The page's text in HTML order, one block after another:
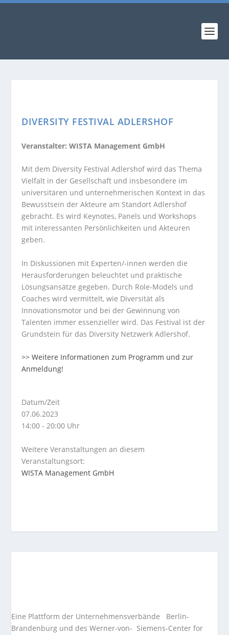
DIVERSITY FESTIVAL ADLERSHOF
Veranstalter: WISTA Management GmbH
Mit dem Diversity Festival Adlershof wird das Thema
Vielfalt in der Gesellschaft und insbesondere im
universitären und unternehmerischen Kontext in das
Bewusstsein der Akteure am Standort Adlershof
gebracht. Es wird Keynotes, Panels und Workshops
mit interessanten Persönlichkeiten und Akteuren
geben.
In Diskussionen mit Experten/-innen werden die
Herausforderungen beleuchtet und praktische
Lösungsansätze gegeben. Durch Role-Models und
Coaches wird vermittelt, wie Diversität als
Innovationsmotor und bei der Gewinnung von
Talenten immer essenzieller wird. Das Festival ist der
Grundstein für das Diversity Netzwerk Adlershof.
>> Weitere Informationen zum Programm und zur
Anmeldung!
Datum/Zeit
07.06.2023
14:00 - 20:00 Uhr
Weitere Veranstaltungen an diesem
Veranstaltungsort:
WISTA Management GmbH
Eine Plattform der Unternehmensverbände Berlin-
Brandenburg und des Werner-von- Siemens-Center for